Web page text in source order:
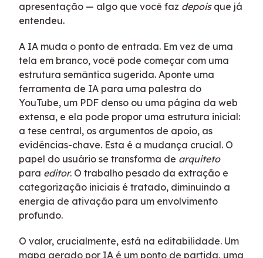
apresentação — algo que você faz depoisque já
entendeu.
A IA muda o ponto de entrada. Em vez de uma
tela em branco, você pode começar com uma
estrutura semântica sugerida. Aponte uma
ferramenta de IA para uma palestra do
YouTube, um PDF denso ou uma página da web
extensa, e ela pode propor uma estrutura inicial:
a tese central, os argumentos de apoio, as
evidências-chave. Esta é a mudança crucial. O
papel do usuário se transforma de arquiteto
para editor. O trabalho pesado da extração e
categorização iniciais é tratado, diminuindo a
energia de ativação para um envolvimento
profundo.
O valor, crucialmente, está na editabilidade. Um
mapa gerado por IA é um ponto de partida, uma